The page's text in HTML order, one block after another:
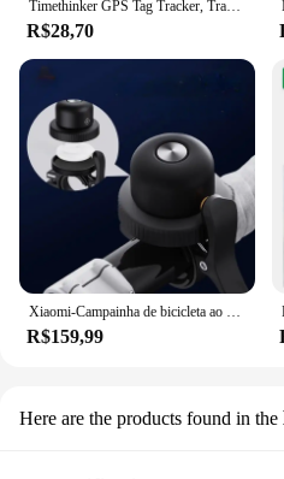
R$28,70
Xiaomi-Campainha de bicicleta ao ar livre com dispositivo Mitag Anti-Loss, rastreador de veículos, impermeável, localizador, trabalhar com a Apple Find, My
R$159,99
Here are the products found in the